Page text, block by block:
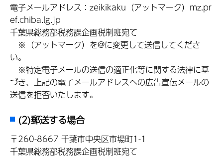
電子メールアドレス：zeikikaku（アットマーク）mz.pr
ef.chiba.lg.jp
千葉県総務部税務課企画税制班宛て
※（アットマーク）を@に変更して送信してくださ
い。
※特定電子メールの送信の適正化等に関する法律に基
づき、上記の電子メールアドレスへの広告宣伝メールの
送信を拒否いたします。
(2)郵送する場合
〒260-8667 千葉市中央区市場町1-1
千葉県総務部税務課企画税制班宛て